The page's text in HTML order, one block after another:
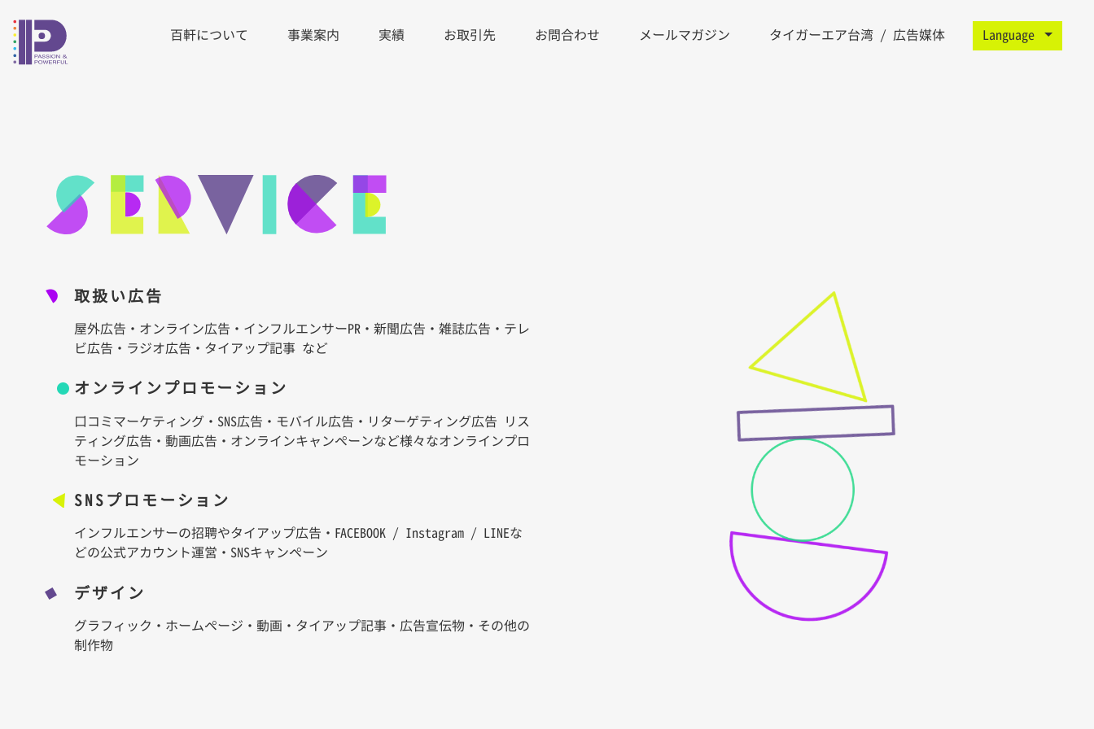
百軒について 事業案内 (CURRENT)
実績 お取引先 お問合わせ メールマガジン タイガーエア台湾 / 広告媒体 Language
取扱い広告
屋外広告・オンライン広告・インフルエンサーPR・新聞広告・雑誌広告・テレ
ビ広告・ラジオ広告・タイアップ記事 など
オンラインプロモーション
口コミマーケティング・SNS広告・モバイル広告・リターゲティング広告 リス
ティング広告・動画広告・オンラインキャンペーンなど様々なオンラインプロ
モーション
SNSプロモーション
インフルエンサーの招聘やタイアップ広告・FACEBOOK / Instagram / LINEな
どの公式アカウント運営・SNSキャンペーン
デザイン
グラフィック・ホームページ・動画・タイアップ記事・広告宣伝物・その他の
制作物